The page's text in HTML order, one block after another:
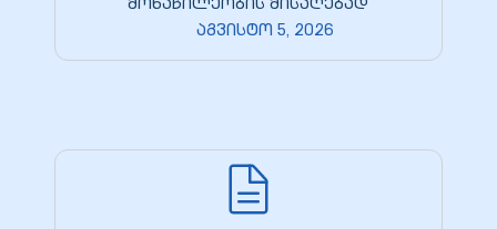
მონაწილეობის მისაღებად
აგვისტო 5, 2026